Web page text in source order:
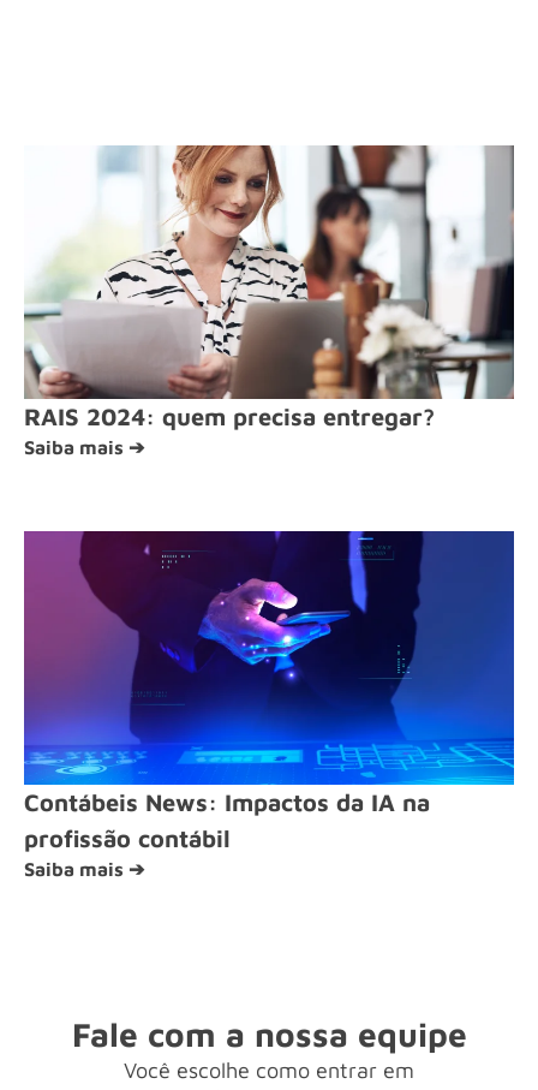
RAIS 2024: quem precisa entregar?
Saiba mais ➔
Contábeis News: Impactos da IA na
profissão contábil
Saiba mais ➔
Fale com a nossa equipe
Você escolhe como entrar em